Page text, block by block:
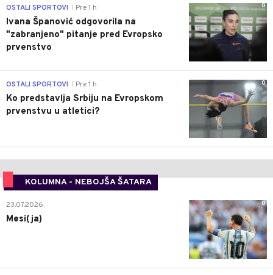
0
OSTALI SPORTOVI Pre 1 h
Ivana Španović odgovorila na
"zabranjeno" pitanje pred Evropsko
prvenstvo
0
OSTALI SPORTOVI Pre 1 h
Ko predstavlja Srbiju na Evropskom
prvenstvu u atletici?
KOLUMNA - NEBOJŠA ŠATARA
0
23.07.2026.
Mesi(ja)